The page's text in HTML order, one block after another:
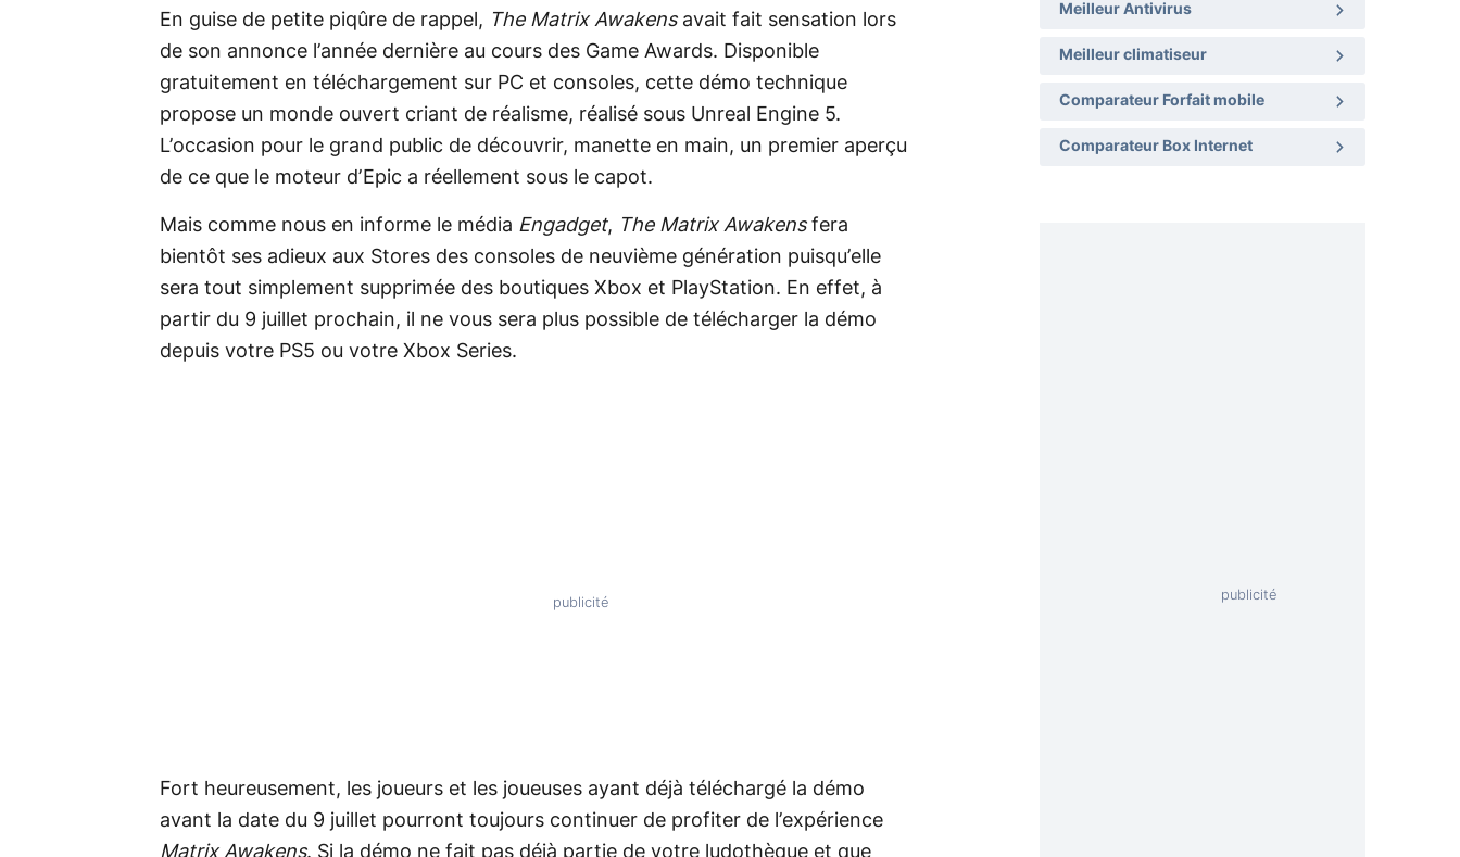
En guise de petite piqûre de rappel, The Matrix Awakensavait fait sensation lors
de son annonce l’année dernière au cours des Game Awards. Disponible
gratuitement en téléchargement sur PC et consoles, cette démo technique
propose un monde ouvert criant de réalisme, réalisé sous Unreal Engine 5.
L’occasion pour le grand public de découvrir, manette en main, un premier aperçu
de ce que le moteur d’Epic a réellement sous le capot.
Mais comme nous en informe le média Engadget, The Matrix Awakensfera
bientôt ses adieux aux Stores des consoles de neuvième génération puisqu’elle
sera tout simplement supprimée des boutiques Xbox et PlayStation. En effet, à
partir du 9 juillet prochain, il ne vous sera plus possible de télécharger la démo
depuis votre PS5 ou votre Xbox Series.
Fort heureusement, les joueurs et les joueuses ayant déjà téléchargé la démo
avant la date du 9 juillet pourront toujours continuer de profiter de l’expérience
Matrix Awakens. Si la démo ne fait pas déjà partie de votre ludothèque et que
Meilleur Antivirus
Meilleur climatiseur
Comparateur Forfait mobile
Comparateur Box Internet